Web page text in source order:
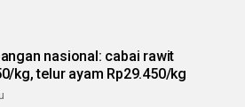
nasional: cabai rawit
kg, telur ayam Rp29.450/kg